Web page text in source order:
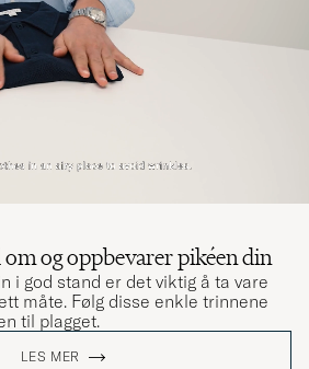
og oppbevarer pikéen din
i god stand er det viktig å ta vare
måte. Følg disse enkle trinnene
til plagget.
LES MER